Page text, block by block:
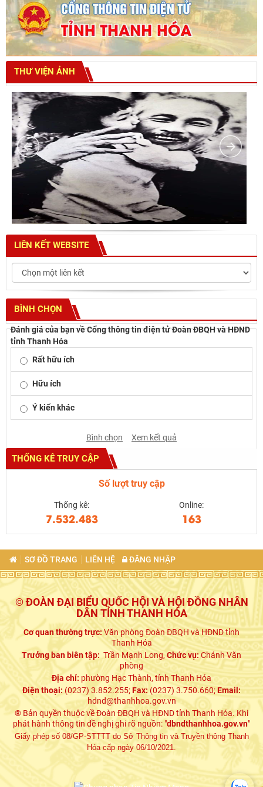
THƯ VIỆN ẢNH
LIÊN KẾT WEBSITE
BÌNH CHỌN
Đánh giá của bạn về Cổng thông tin điện tử Đoàn ĐBQH và HĐND
tỉnh Thanh Hóa
Rất hữu ích
Hữu ích
Ý kiến khác
Bình chọn Xem kết quả
THỐNG KÊ TRUY CẬP
Số lượt truy cập
Thống kê:
7.532.483
Online:
163
SƠ ĐỒ TRANG LIÊN HỆ ĐĂNG NHẬP
© ĐOÀN ĐẠI BIỂU QUỐC HỘI VÀ HỘI ĐỒNG NHÂN
DÂN TỈNH THANH HÓA
Cơ quan thường trực:Văn phòng Đoàn ĐBQH và HĐND tỉnh
Thanh Hóa
Trưởng ban biên tập: Trần Mạnh Long,Chức vụ:Chánh Văn
phòng
Địa chỉ: phường Hạc Thành, tỉnh Thanh Hóa
Điện thoại: (0237) 3.852.255;Fax:(0237) 3.750.660;Email:
hdnd@thanhhoa.gov.vn
® Bản quyền thuộc về Đoàn ĐBQH và HĐND tỉnh Thanh Hóa. Khi
phát hành thông tin đề nghị ghi rõ nguồn: "dbndthanhhoa.gov.vn"
Giấy phép số 08/GP-STTTT do Sở Thông tin và Truyền thông Thanh
Hóa cấp ngày 06/10/2021.